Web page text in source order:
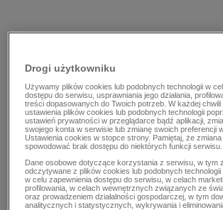
Drogi użytkowniku
Używamy plików cookies lub podobnych technologii w
dostępu do serwisu, usprawniania jego działania,
treści dopasowanych do Twoich potrzeb. W każdej
ustawienia plików cookies lub podobnych technologii
ustawień prywatności w przeglądarce bądź aplikacji,
swojego konta w serwisie lub zmianę swoich preferencji
Ustawienia cookies w stopce strony. Pamiętaj, że
spowodować brak dostępu do niektórych funkcji serwisu.
Dane osobowe dotyczące korzystania z serwisu, w tym
odczytywane z plików cookies lub podobnych
w celu zapewnienia dostępu do serwisu, w celach
profilowania, w celach wewnętrznych związanych ze
oraz prowadzeniem działalności gospodarczej, w tym
analitycznych i statystycznych, wykrywania i